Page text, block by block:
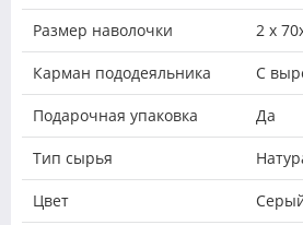
Размер наволочки 2 х
Карман пододеяльника С
Подарочная упаковка Да
Тип сырья
Цвет